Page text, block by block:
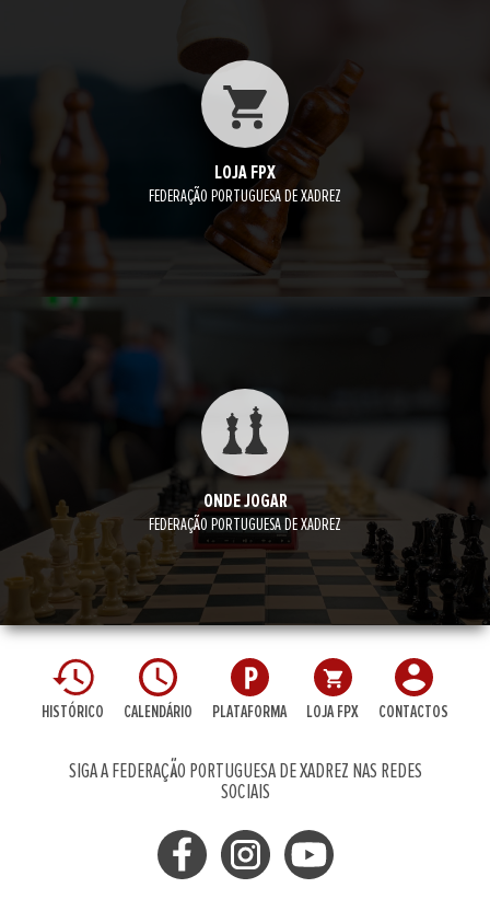
LOJA FPX
FEDERAÇÃO PORTUGUESA DE XADREZ
ONDE JOGAR
FEDERAÇÃO PORTUGUESA DE XADREZ
HISTÓRICO CALENDÁRIO PLATAFORMA LOJA FPX CONTACTOS
SIGA A FEDERAÇÃO PORTUGUESA DE XADREZ NAS REDES
SOCIAIS